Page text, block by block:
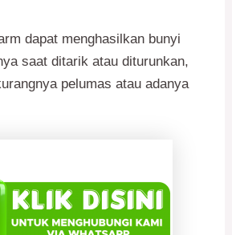
dapat menghasilkan bunyi
saat ditarik atau diturunkan,
pelumas atau adanya